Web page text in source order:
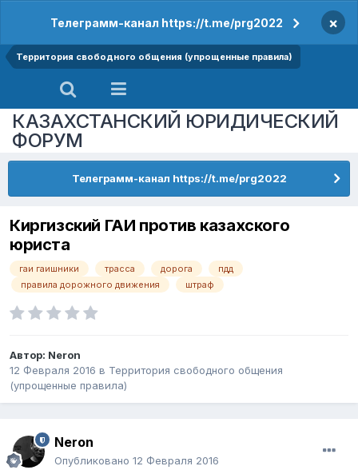
Телеграмм-канал https://t.me/prg2022 ×
Территория свободного общения (упрощенные правила)
КАЗАХСТАНСКИЙ ЮРИДИЧЕСКИЙ
ФОРУМ
Телеграмм-канал https://t.me/prg2022
Киргизский ГАИ против казахского
юриста
гаи гаишники трасса дорога
пдд
правила дорожного движения
штраф
Автор: Neron
12 Февраля 2016 в Территория свободного общения
(упрощенные правила)
Neron
Опубликовано 12 Февраля 2016